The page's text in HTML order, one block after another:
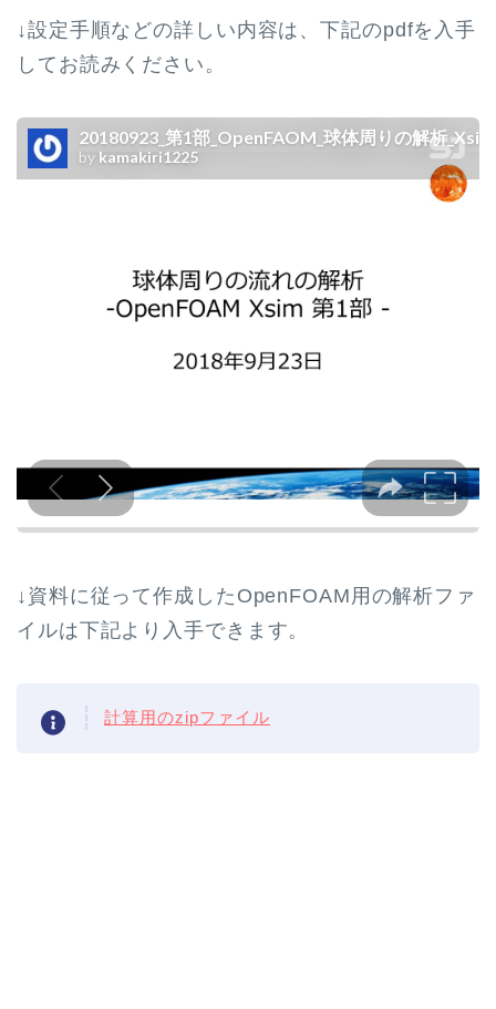
↓設定手順などの詳しい内容は、下記のpdfを入手
してお読みください。
↓資料に従って作成したOpenFOAM用の解析ファ
イルは下記より入手できます。
計算用のzipファイル